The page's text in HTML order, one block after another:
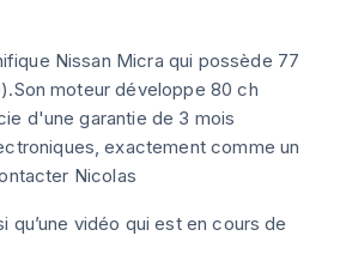
Nissan Micra qui possède 77
moteur développe 80 ch
d'une garantie de 3 mois
exactement comme un
Nicolas
vidéo qui est en cours de